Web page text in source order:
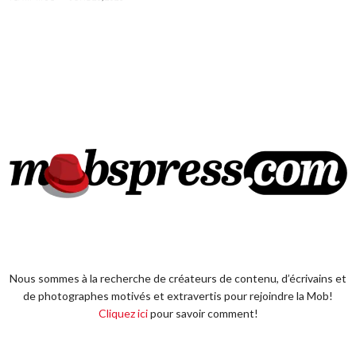
Nous sommes à la recherche de créateurs de contenu, d’écrivains et
de photographes motivés et extravertis pour rejoindre la Mob!
Cliquez icipour savoir comment!